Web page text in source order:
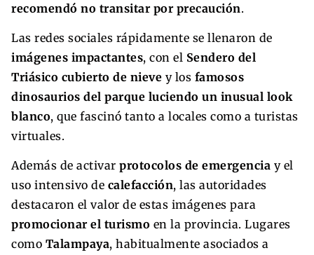
recomendó no transitar por precaución.
Las redes sociales rápidamente se llenaron de
imágenes impactantes, con el Sendero del
Triásico cubierto de nieve y los famosos
dinosaurios del parque luciendo un inusual look
blanco, que fascinó tanto a locales como a turistas
virtuales.
Además de activar protocolos de emergencia y el
uso intensivo de calefacción, las autoridades
destacaron el valor de estas imágenes para
promocionar el turismo en la provincia. Lugares
como Talampaya, habitualmente asociados a